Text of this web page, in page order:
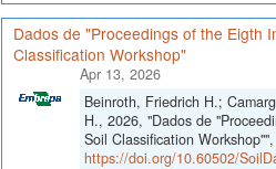
Dados de "Proceedings of the Eigth
Classification Workshop"
Apr 13, 2026
Beinroth, Friedrich H.;
H., 2026, "Dados de
Soil Classification Workshop"",
https://doi.org/10.60502/